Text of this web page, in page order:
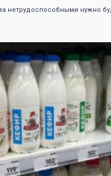
за нетрудоспособными нужно